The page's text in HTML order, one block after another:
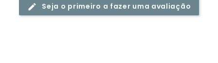
Seja o primeiro a fazer uma avaliação